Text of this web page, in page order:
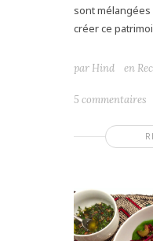
sont
créer ce
par Hind en
5 commentaires